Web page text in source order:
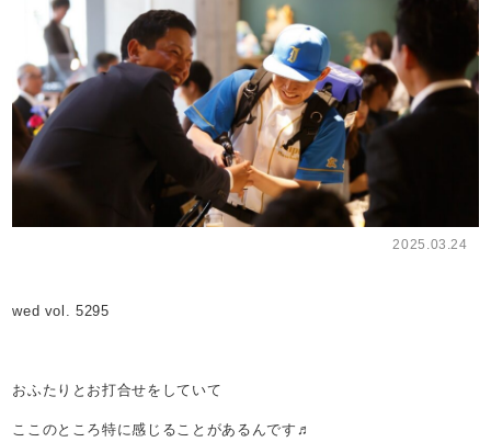
2025.03.24
wed vol. 5295
おふたりとお打合せをしていて
ここのところ特に感じることがあるんです♬